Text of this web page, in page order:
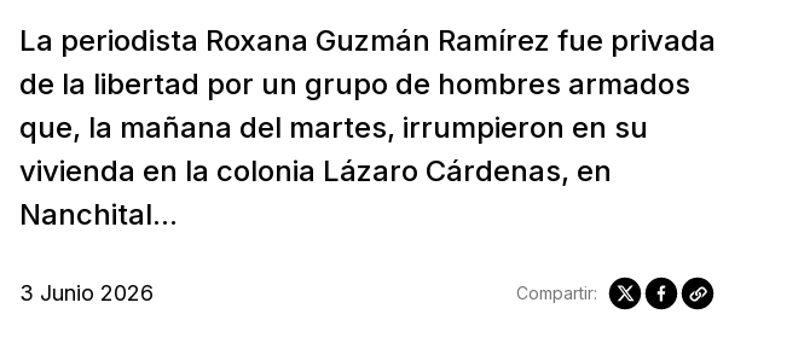
La periodista Roxana Guzmán Ramírez fue privada
de la libertad por un grupo de hombres armados
que, la mañana del martes, irrumpieron en su
vivienda en la colonia Lázaro Cárdenas, en
Nanchital...
3 Junio 2026 Compartir: